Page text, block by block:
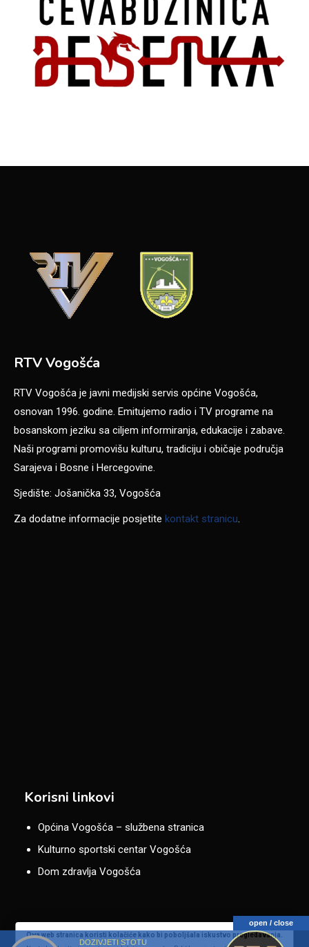
RTV Vogošća
RTV Vogošća je javni medijski servis općine Vogošća,
osnovan 1996. godine. Emitujemo radio i TV programe na
bosanskom jeziku sa ciljem informiranja, edukacije i zabave.
Naši programi promovišu kulturu, tradiciju i običaje područja
Sarajeva i Bosne i Hercegovine.
Sjedište: Jošanička 33, Vogošća
Za dodatne informacije posjetite kontakt stranicu
Korisni linkovi
Općina Vogošća – službena stranica
Kulturno sportski centar Vogošća
Dom zdravlja Vogošća
Ova web stranica koristi kolačiće kako bi poboljšala iskustvo pregledavanja.
open / close
DOZIVJETI STOTU